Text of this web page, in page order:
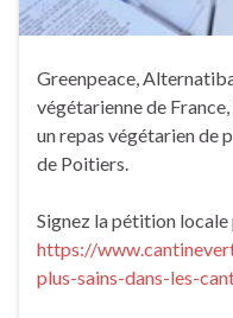
Greenpeace,
végétarienne de
un repas végétarien de
de Poitiers.
Signez la pétition
https://
plus-sains-dans-les-